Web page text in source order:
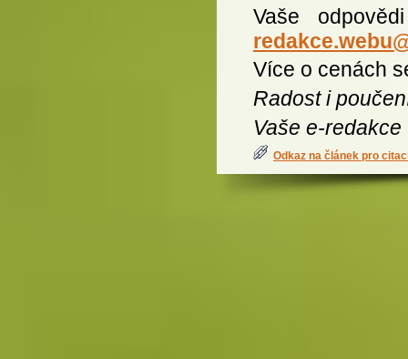
Vaše
Více o cenách
Radost i
Vaše e-redakce
Odkaz na článek pro